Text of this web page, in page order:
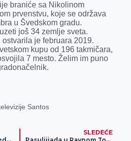
braniće sa Nikolinom
prvenstvu, koje se održava
u Švedskom gradu.
još 34 zemlje sveta.
je februara 2019.
kupu od 196 takmičara,
7 mesto. Želim im puno
Santos
SLEDEĆE